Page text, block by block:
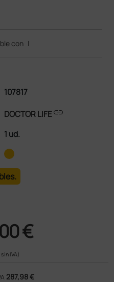
con |
107817
DOCTOR LIFElink
1 ud.
€
IVA)
287,98 €